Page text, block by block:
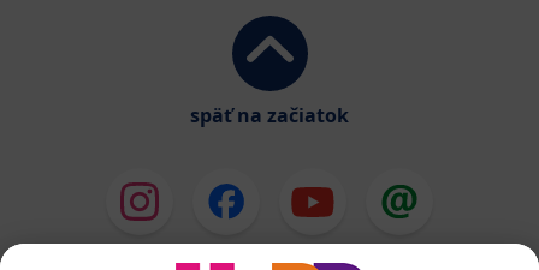
späť na začiatok